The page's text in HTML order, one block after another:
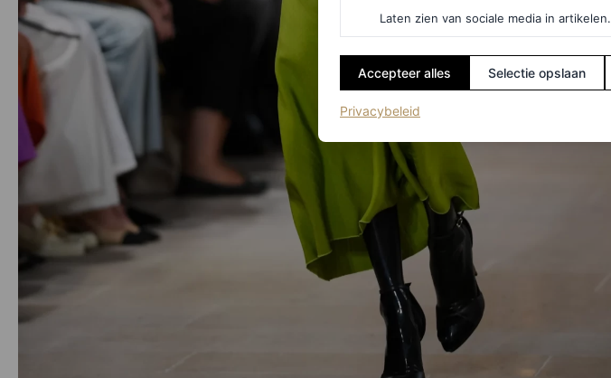
Laten zien van sociale media in artikelen.
Accepteer alles Selectie opslaan
Privacybeleid